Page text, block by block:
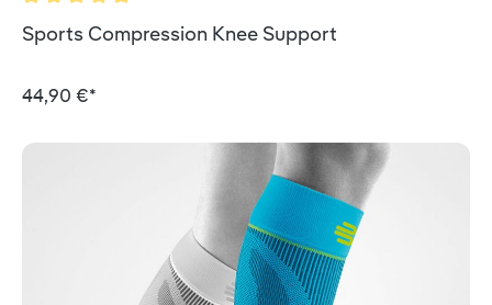
Durchschnittliche Bewertung von 5 von 5 Sternen
Sports Compression Knee Support
44,90 €*